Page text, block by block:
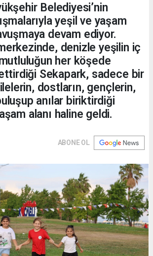
Belediyesi’nin
yeşil ve yaşam
devam ediyor.
denizle yeşilin iç
her köşede
Sekapark, sadece bir
dostların, gençlerin,
anılar biriktirdiği
alanı haline geldi.
ABONE OL